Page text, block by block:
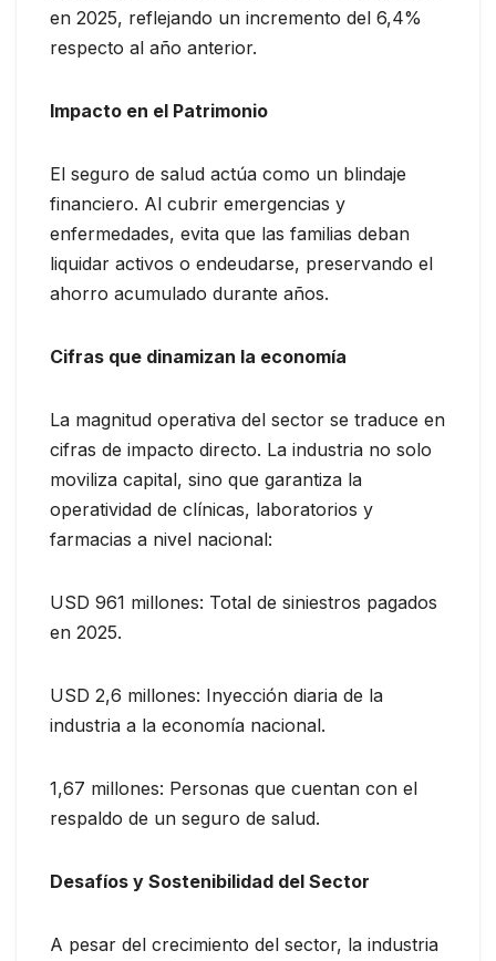
en 2025, reflejando un incremento del 6,4%
respecto al año anterior.
Impacto en el Patrimonio
El seguro de salud actúa como un blindaje
financiero. Al cubrir emergencias y
enfermedades, evita que las familias deban
liquidar activos o endeudarse, preservando el
ahorro acumulado durante años.
Cifras que dinamizan la economía
La magnitud operativa del sector se traduce en
cifras de impacto directo. La industria no solo
moviliza capital, sino que garantiza la
operatividad de clínicas, laboratorios y
farmacias a nivel nacional:
USD 961 millones: Total de siniestros pagados
en 2025.
USD 2,6 millones: Inyección diaria de la
industria a la economía nacional.
1,67 millones: Personas que cuentan con el
respaldo de un seguro de salud.
Desafíos y Sostenibilidad del Sector
A pesar del crecimiento del sector, la industria